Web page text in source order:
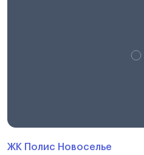
ЖК Полис Новоселье